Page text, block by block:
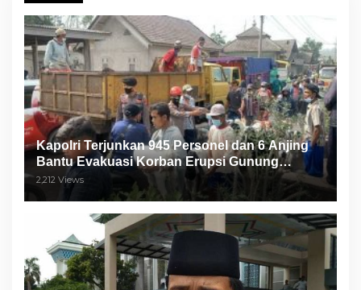
Kapolri Terjunkan 945 Personel dan 6 Anjing
Bantu Evakuasi Korban Erupsi Gunung
Semeru
2,212 Views